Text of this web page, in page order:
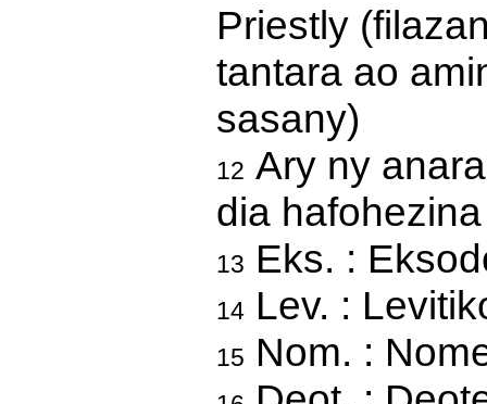
Priestly
tantara ao
sasany)
12 Ary ny
dia
13 Eks. :
14Lev. :
15 Nom. :